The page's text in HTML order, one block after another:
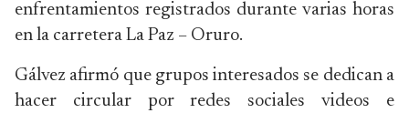
enfrentamientos registrados durante varias horas
en la carretera La Paz – Oruro.
Gálvez afirmó que grupos interesados se dedican a
hacer circular por redes sociales videos e